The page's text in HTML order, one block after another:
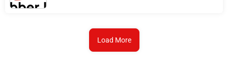
Load More